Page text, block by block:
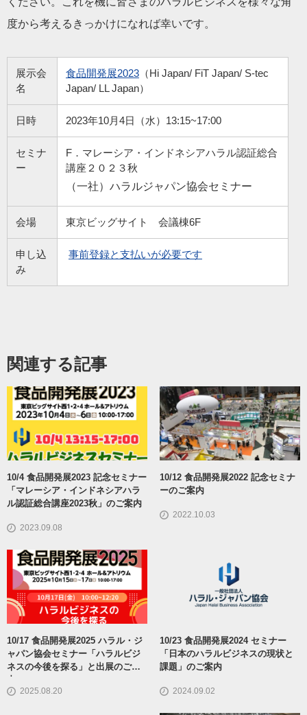
度から考えるきっかけになれば幸いです。
展示会
名
食品開発展2023 （Hi Japan/ FiT Japan/ S-tec
Japan/ LL Japan）
日時 2023年10月4日（水）13:15~17:00
セミナ
ー
F．マレーシア・インドネシアハラル認証総合
講座２０２３秋
（一社）ハラルジャパン協会セミナー
会場 東京ビッグサイト 会議棟6F
申し込
み
事前登録と支払いが必要です
関連する記事
10/4 食品開発展2023 記念セミナー
「マレーシア・インドネシアハラ
ル認証総合講座2023秋」のご案内
2023.09.08
10/12 食品開発展2022 記念セミナ
ーのご案内
2022.10.03
10/17 食品開発展2025 ハラル・ジ
ャパン協会セミナー「ハラルビジ
ネスの今後を探る」と出展のご案
内
2025.08.20
10/23 食品開発展2024 セミナー
「日本のハラルビジネスの現状と
課題」のご案内
2024.09.02